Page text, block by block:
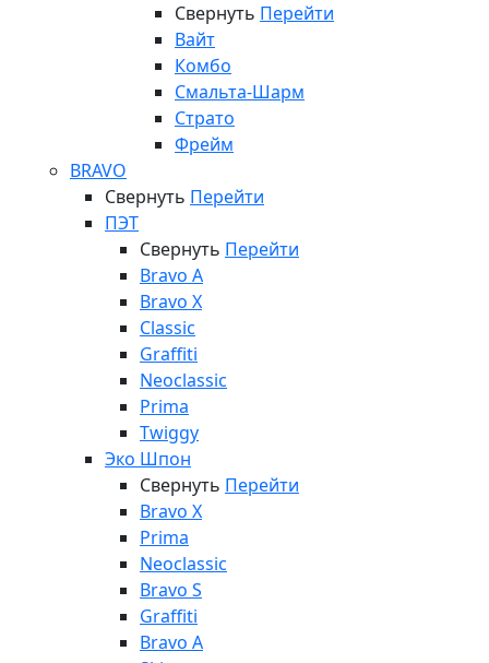
Свернуть Перейти
Вайт
Комбо
Смальта-Шарм
Страто
Фрейм
BRAVO
Свернуть Перейти
ПЭТ
Свернуть Перейти
Bravo A
Bravo X
Classic
Graffiti
Neoclassic
Prima
Twiggy
Эко Шпон
Свернуть Перейти
Bravo X
Prima
Neoclassic
Bravo S
Graffiti
Bravo A